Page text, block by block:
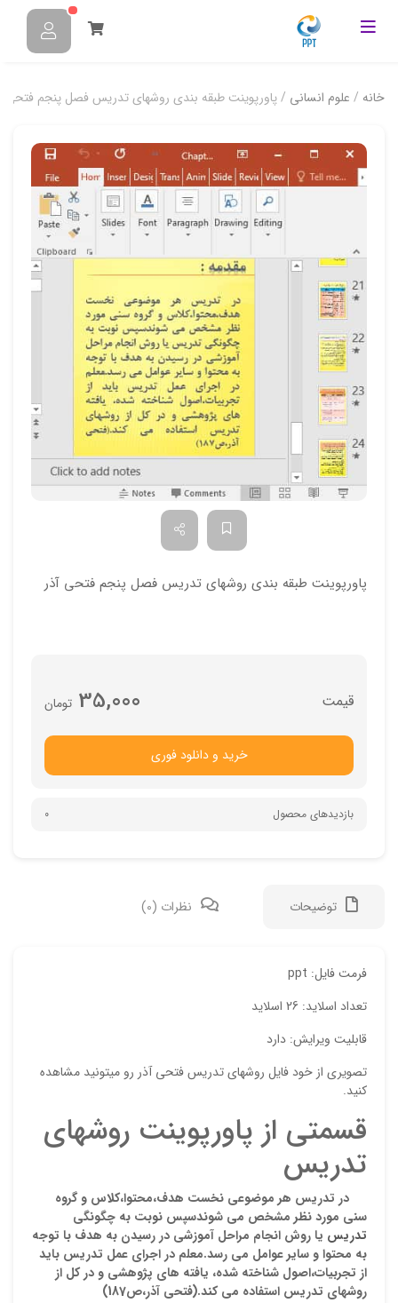
خانه / علوم انسانی / پاورپوینت طبقه بندی روشهای تدریس فصل پنجم فتحی
پاورپوینت طبقه بندی روشهای تدریس فصل پنجم فتحی آذر
تومان 35,000
خرید و دانلود فوری
بازدیدهای محصول 0
توضیحات نظرات (0)
فرمت فایل: ppt
تعداد اسلاید: 26 اسلاید
قابلیت ویرایش: دارد
تصویری از خود فایل روشهای تدریس فتحی آذر رو میتونید مشاهده
کنید.
قسمتی از پاورپوینت روشهای
تدریس
در تدریس هر موضوعی نخست هدف،محتوا،کلاس و گروه
سنی مورد نظر مشخص می شوندسپس نوبت به چگونگی
تدریس یا روش انجام مراحل آموزشی در رسیدن به هدف با توجه
به محتوا و سایر عوامل می رسد.معلم در اجرای عمل تدریس باید
از تجربیات،اصول شناخته شده، یافته های پژوهشی و در کل از
روشهای تدریس استفاده می کند.(فتحی آذر،ص187)